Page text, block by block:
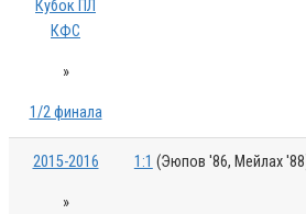
Кубок ПЛ
КФС
»
1/2 финала
2015-2016
»
1:1 (Эюпов '86, Мейлах